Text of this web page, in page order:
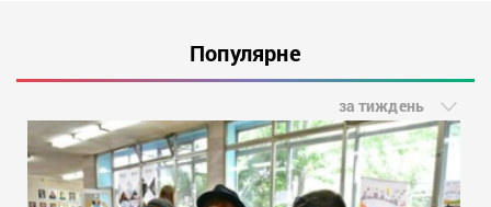
Популярне
за тиждень